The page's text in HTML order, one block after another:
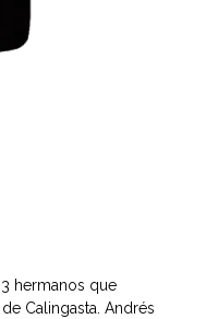
hermanos que
Calingasta. Andrés